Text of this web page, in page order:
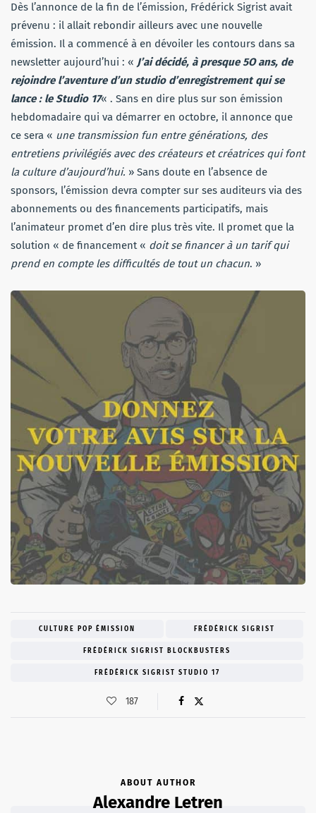
Dès l’annonce de la fin de l’émission, Frédérick Sigrist avait
prévenu : il allait rebondir ailleurs avec une nouvelle
émission. Il a commencé à en dévoiler les contours dans sa
newsletter aujourd’hui : « J’ai décidé, à presque 5O ans, de
rejoindre l’aventure d’un studio d’enregistrement qui se
lance : le Studio 17« . Sans en dire plus sur son émission
hebdomadaire qui va démarrer en octobre, il annonce que
ce sera « une transmission fun entre générations, des
entretiens privilégiés avec des créateurs et créatrices qui font
la culture d’aujourd’hui. » Sans doute en l’absence de
sponsors, l’émission devra compter sur ses auditeurs via des
abonnements ou des financements participatifs, mais
l’animateur promet d’en dire plus très vite. Il promet que la
solution « de financement « doit se financer à un tarif qui
prend en compte les difficultés de tout un chacun. »
CULTURE POP ÉMISSION FRÉDÉRICK SIGRIST
FRÉDÉRICK SIGRIST BLOCKBUSTERS
FRÉDÉRICK SIGRIST STUDIO 17
187
ABOUT AUTHOR
Alexandre Letren